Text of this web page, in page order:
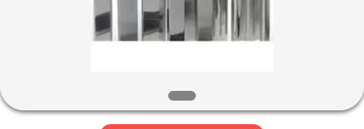
PRODUCTOS
VÍDEOS